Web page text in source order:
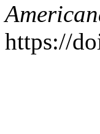
https://